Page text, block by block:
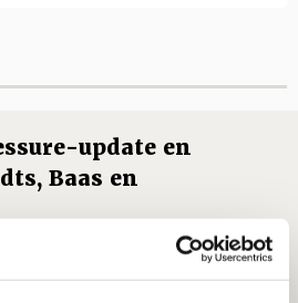
update en
Baas en